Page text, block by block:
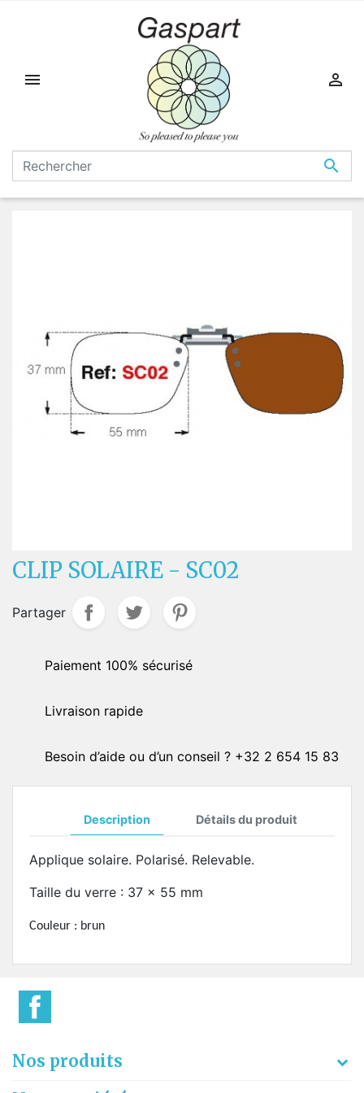



CLIP SOLAIRE - SC02
Partager
Paiement 100% sécurisé
Livraison rapide
Besoin d’aide ou d’un conseil ? +32 2 654 15 83
Description Détails du produit
Applique solaire. Polarisé. Relevable.
Taille du verre : 37 x 55 mm
Couleur : brun
Nos produits